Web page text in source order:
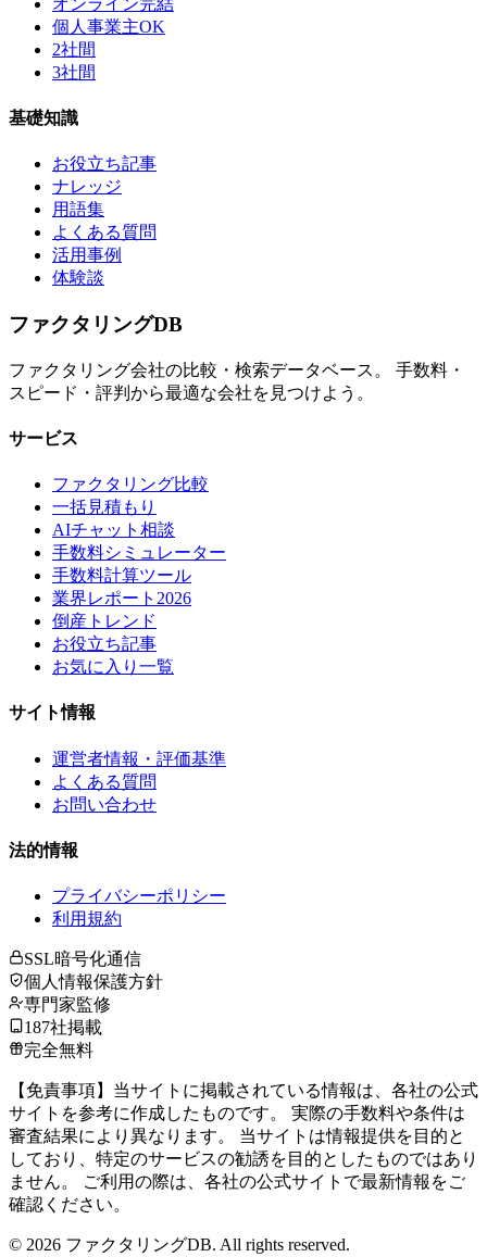
個人事業主OK
2社間
3社間
基礎知識
お役立ち記事
ナレッジ
用語集
よくある質問
活用事例
体験談
ファクタリングDB
ファクタリング会社の比較・検索データベース。 手数料・
スピード・評判から最適な会社を見つけよう。
サービス
ファクタリング比較
一括見積もり
AIチャット相談
手数料シミュレーター
手数料計算ツール
業界レポート2026
倒産トレンド
お役立ち記事
お気に入り一覧
サイト情報
運営者情報・評価基準
よくある質問
お問い合わせ
法的情報
プライバシーポリシー
利用規約
SSL暗号化通信
個人情報保護方針
専門家監修
187社掲載
完全無料
【免責事項】当サイトに掲載されている情報は、各社の公式
サイトを参考に作成したものです。 実際の手数料や条件は
審査結果により異なります。 当サイトは情報提供を目的と
しており、特定のサービスの勧誘を目的としたものではあり
ません。 ご利用の際は、各社の公式サイトで最新情報をご
確認ください。
© 2026 ファクタリングDB. All rights reserved.